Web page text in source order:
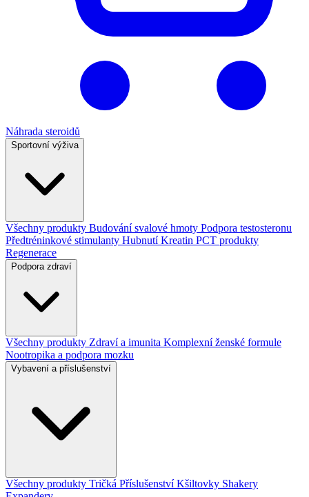
Náhrada steroidů
Sportovní výživa
Všechny produkty Budování svalové hmoty Podpora testosteronu
Předtréninkové stimulanty HubnutíKreatin PCT produkty
Regenerace
Podpora zdraví
Všechny produkty Zdraví a imunita Komplexní ženské formule
Nootropika a podpora mozku
Vybavení a příslušenství
Všechny produkty Tričká PříslušenstvíKšiltovky Shakery